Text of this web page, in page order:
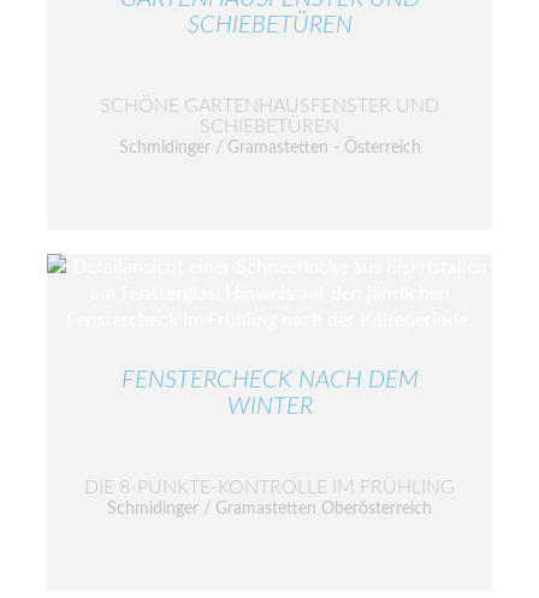
SCHIEBETÜREN
SCHÖNE GARTENHAUSFENSTER UND
SCHIEBETÜREN
Schmidinger / Gramastetten - Österreich
FENSTERCHECK NACH DEM
WINTER
DIE 8-PUNKTE-KONTROLLE IM FRÜHLING
Schmidinger / Gramastetten Oberösterreich